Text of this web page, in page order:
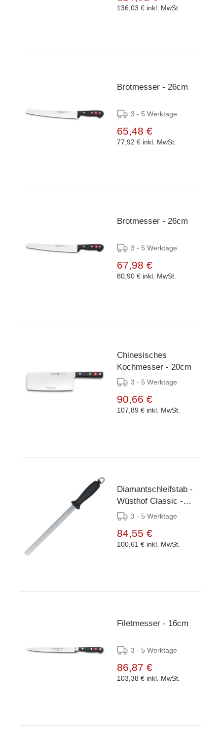
136,03 € inkl. MwSt.
Brotmesser - 26cm
3 - 5 Werktage
65,48 €
77,92 € inkl. MwSt.
Brotmesser - 26cm
3 - 5 Werktage
67,98 €
80,90 € inkl. MwSt.
Chinesisches
Kochmesser - 20cm
3 - 5 Werktage
90,66 €
107,89 € inkl. MwSt.
Diamantschleifstab -
Wüsthof Classic -
260mm3 - 5 Werktage
84,55 €
100,61 € inkl. MwSt.
Filetmesser - 16cm
3 - 5 Werktage
86,87 €
103,38 € inkl. MwSt.